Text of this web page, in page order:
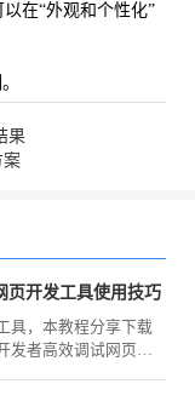
在“外观和个性化”
果
案
页开发工具使用技巧
具，本教程分享下载
发者高效调试网页，